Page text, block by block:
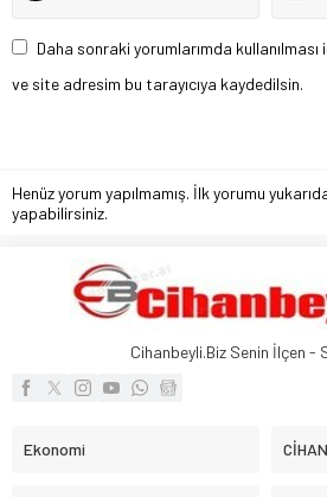
Daha sonraki yorumlarımda
ve site adresim bu tarayıcıya kaydedilsin.
Henüz yorum yapılmamış. İlk yorumu
yapabilirsiniz.
Cihanbeyli.Biz Senin İlçen -
Ekonomi